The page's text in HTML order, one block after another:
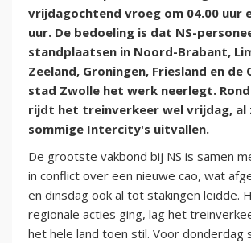
vrijdagochtend vroeg om 04.00 uur
uur. De bedoeling is dat NS-
standplaatsen in Noord-Brabant,
Zeeland, Groningen, Friesland en de
stad Zwolle het werk neerlegt.
rijdt het treinverkeer wel vrijdag, al
sommige Intercity's uitvallen.
De grootste vakbond bij NS is samen
in conflict over een nieuwe cao, wat
en dinsdag ook al tot stakingen leidde.
regionale acties ging, lag het
het hele land toen stil. Voor donderdag